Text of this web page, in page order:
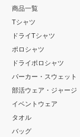
商品一覧
Tシャツ
ドライTシャツ
ポロシャツ
ドライポロシャツ
パーカー・スウェット
部活ウェア・ジャージ
イベントウェア
タオル
バッグ